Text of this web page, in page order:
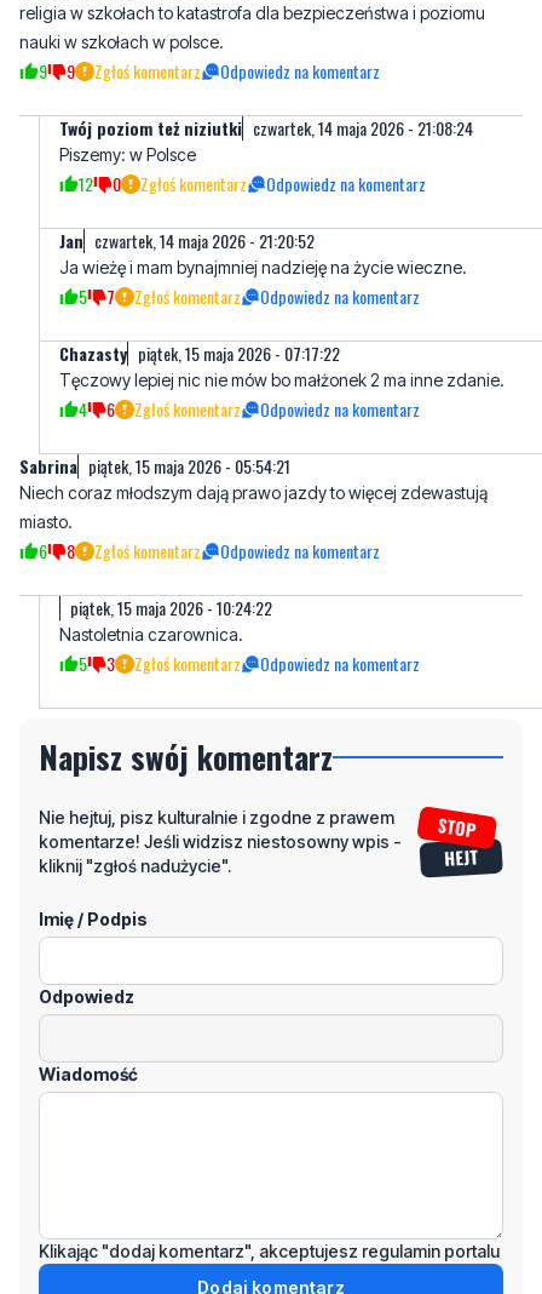
religia w szkołach to katastrofa dla bezpieczeństwa i poziomu
nauki w szkołach w polsce.
9 9 Zgłoś komentarz Odpowiedz na komentarz
Twój poziom też niziutki czwartek, 14 maja 2026 - 21:08:24
Piszemy: w Polsce
12 0 Zgłoś komentarz Odpowiedz na komentarz
Jan czwartek, 14 maja 2026 - 21:20:52
Ja wieżę i mam bynajmniej nadzieję na życie wieczne.
5 7 Zgłoś komentarz Odpowiedz na komentarz
Chazasty piątek, 15 maja 2026 - 07:17:22
Tęczowy lepiej nic nie mów bo małżonek 2 ma inne zdanie.
4 6 Zgłoś komentarz Odpowiedz na komentarz
Sabrina piątek, 15 maja 2026 - 05:54:21
Niech coraz młodszym dają prawo jazdy to więcej zdewastują
miasto.
6 8 Zgłoś komentarz Odpowiedz na komentarz
piątek, 15 maja 2026 - 10:24:22
Nastoletnia czarownica.
5 3 Zgłoś komentarz Odpowiedz na komentarz
Napisz swój komentarz
Nie hejtuj, pisz kulturalnie i zgodne z prawem
komentarze! Jeśli widzisz niestosowny wpis -
kliknij "zgłoś nadużycie".
Imię / Podpis
Odpowiedz
Wiadomość
Klikając "dodaj komentarz", akceptujesz regulamin portalu
Dodaj komentarz